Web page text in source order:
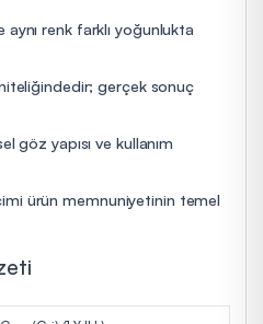
aynı renk farklı yoğunlukta
gerçek sonuç
göz yapısı ve kullanım
ürün memnuniyetinin temel